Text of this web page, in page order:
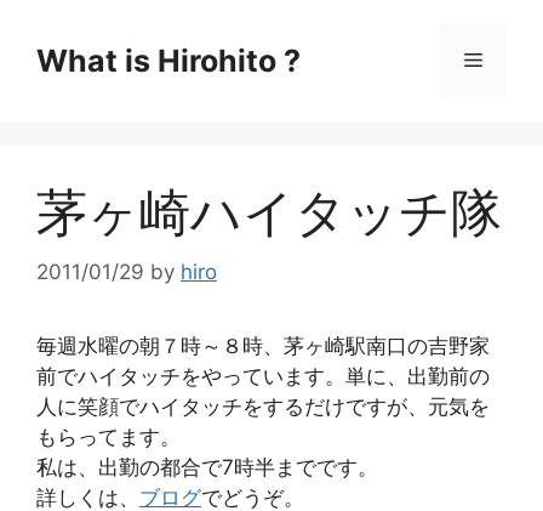
What is Hirohito ? メ
ュ
茅ヶ崎ハイタッチ隊
2011/01/29 by hiro
毎週水曜の朝７時～８時、茅ヶ崎駅南口の吉野家
前でハイタッチをやっています。単に、出勤前の
人に笑顔でハイタッチをするだけですが、元気を
もらってます。
私は、出勤の都合で7時半までです。
詳しくは、 ブログでどうぞ。